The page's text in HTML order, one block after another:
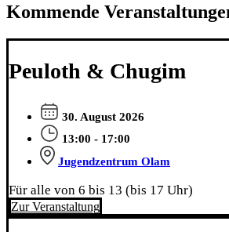
Kommende
Peuloth & Chugim
30. August 2026
13:00 - 17:00
Jugendzentrum Olam
Für alle von 6 bis 13 (bis 17 Uhr)
Zur Veranstaltung